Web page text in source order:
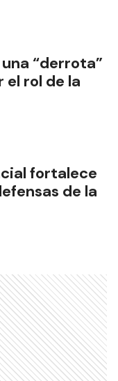
“derrota”
rol de la
fortalece
de la